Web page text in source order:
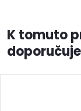
K tomuto